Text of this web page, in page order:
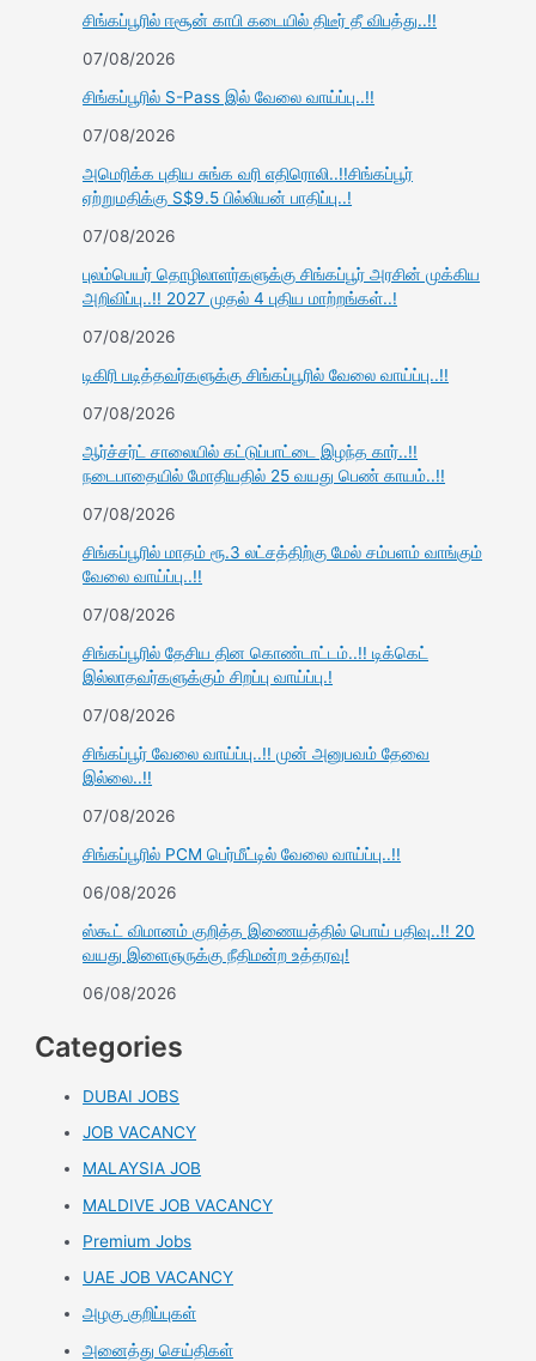
சிங்கப்பூரில் ஈசூன் காபி கடையில் திடீர் தீ விபத்து..!!
07/08/2026
சிங்கப்பூரில் S-Pass இல் வேலை வாய்ப்பு..!!
07/08/2026
அமெரிக்க புதிய சுங்க வரி எதிரொலி..!!சிங்கப்பூர்
ஏற்றுமதிக்கு S$9.5 பில்லியன் பாதிப்பு..!
07/08/2026
புலம்பெயர் தொழிலாளர்களுக்கு சிங்கப்பூர் அரசின் முக்கிய
அறிவிப்பு..!! 2027 முதல் 4 புதிய மாற்றங்கள்..!
07/08/2026
டிகிரி படித்தவர்களுக்கு சிங்கப்பூரில் வேலை வாய்ப்பு..!!
07/08/2026
ஆர்ச்சர்ட் சாலையில் கட்டுப்பாட்டை இழந்த கார்..!!
நடைபாதையில் மோதியதில் 25 வயது பெண் காயம்..!!
07/08/2026
சிங்கப்பூரில் மாதம் ரூ.3 லட்சத்திற்கு மேல் சம்பளம் வாங்கும்
வேலை வாய்ப்பு..!!
07/08/2026
சிங்கப்பூரில் தேசிய தின கொண்டாட்டம்..!! டிக்கெட்
இல்லாதவர்களுக்கும் சிறப்பு வாய்ப்பு.!
07/08/2026
சிங்கப்பூர் வேலை வாய்ப்பு..!! முன் அனுபவம் தேவை
இல்லை..!!
07/08/2026
சிங்கப்பூரில் PCM பெர்மீட்டில் வேலை வாய்ப்பு..!!
06/08/2026
ஸ்கூட் விமானம் குறித்த இணையத்தில் பொய் பதிவு..!! 20
வயது இளைஞருக்கு நீதிமன்ற உத்தரவு!
06/08/2026
Categories
DUBAI JOBS
JOB VACANCY
MALAYSIA JOB
MALDIVE JOB VACANCY
Premium Jobs
UAE JOB VACANCY
அழகு குறிப்புகள்
அனைத்து செய்திகள்